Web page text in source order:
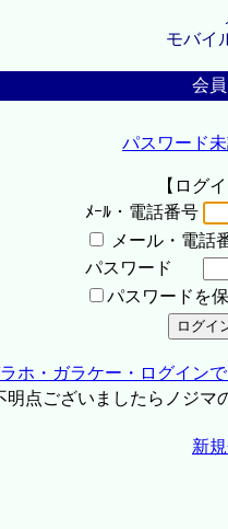
モバイ
会
パスワード
【ログ
ﾒｰﾙ・電話番号
メール・電話
パスワード
パスワードを
ホ・ガラケー・ログイン
点ございましたらノジマ
新